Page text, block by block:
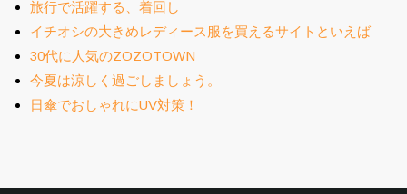
旅行で活躍する、着回し
イチオシの大きめレディース服を買えるサイトといえば
30代に人気のZOZOTOWN
今夏は涼しく過ごしましょう。
日傘でおしゃれにUV対策！